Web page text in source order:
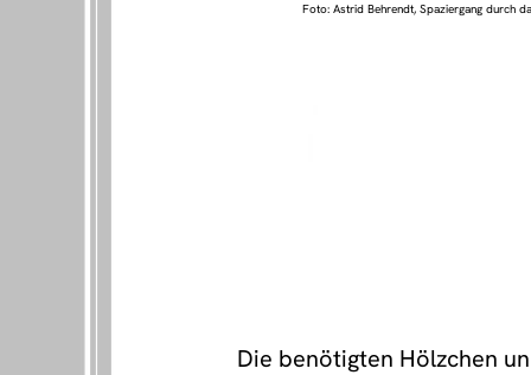
Foto: Astrid Behrendt, Spaziergang durch
Die benötigten Hölzchen